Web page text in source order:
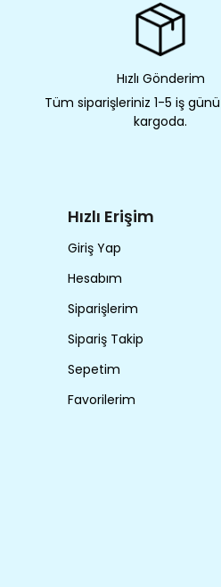
Hızlı Gönderim
Tüm siparişleriniz 1-5 iş
kargoda.
Hızlı Erişim
Giriş Yap
Hesabım
Siparişlerim
Sipariş Takip
Sepetim
Favorilerim